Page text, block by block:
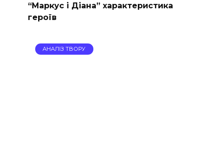
“Маркус і Діана” характеристика
героїв
АНАЛІЗ ТВОРУ